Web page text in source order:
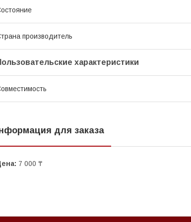
производитель
характеристики
для заказа
7 000 ₸